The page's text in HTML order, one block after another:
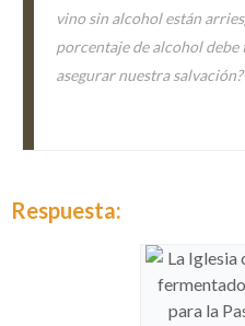
vino sin alcohol están
porcentaje de alcohol debe
asegurar nuestra salvación?
Respuesta: